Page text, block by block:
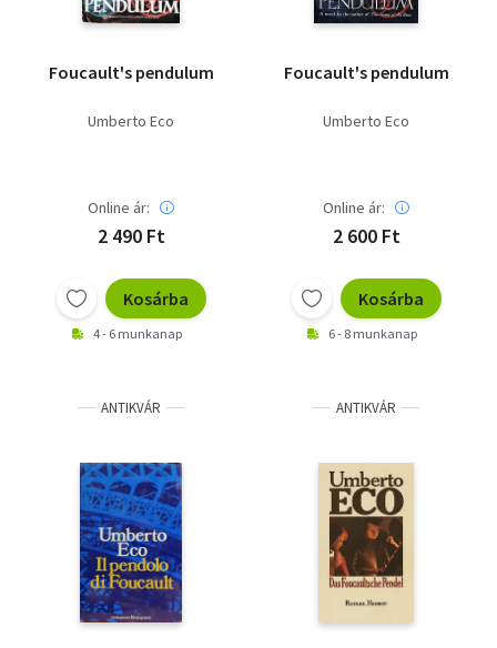
Foucault's pendulum
Umberto Eco
Online ár:
2 490 Ft
Kosárba
4 - 6 munkanap
Foucault's pendulum
Umberto Eco
Online ár:
2 600 Ft
Kosárba
6 - 8 munkanap
ANTIKVÁR ANTIKVÁR